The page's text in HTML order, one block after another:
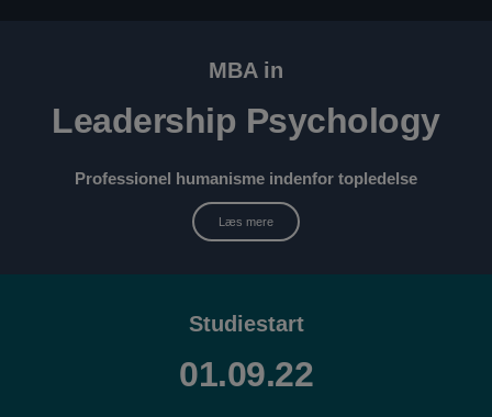
MBA in
Leadership Psychology
Professionel humanisme indenfor topledelse
Læs mere
Studiestart
01.09.22